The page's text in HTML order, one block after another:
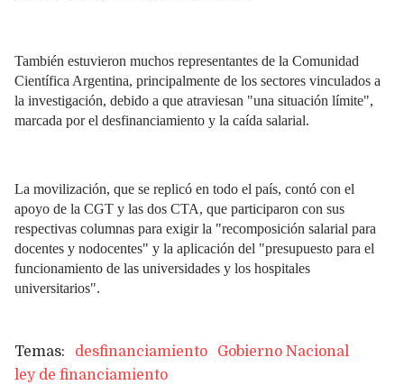
También estuvieron muchos representantes de la Comunidad
Científica Argentina, principalmente de los sectores vinculados a
la investigación, debido a que atraviesan "una situación límite",
marcada por el desfinanciamiento y la caída salarial.
La movilización, que se replicó en todo el país, contó con el
apoyo de la CGT y las dos CTA, que participaron con sus
respectivas columnas para exigir la "recomposición salarial para
docentes y nodocentes" y la aplicación del "presupuesto para el
funcionamiento de las universidades y los hospitales
universitarios".
desfinanciamiento
Gobierno Nacional
ley de financiamiento